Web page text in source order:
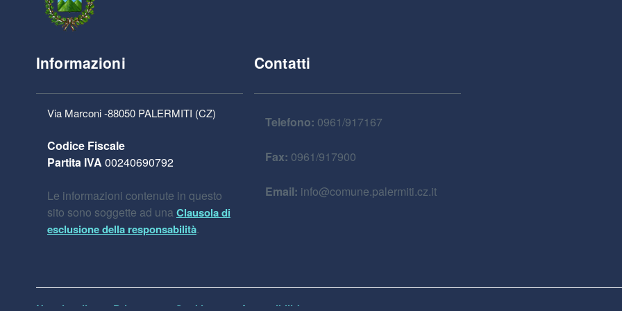
Informazioni
Via Marconi -88050 PALERMITI (CZ)
Codice Fiscale
Partita IVA 00240690792
Le informazioni contenute in questo
sito sono soggette ad una Clausola di
esclusione della responsabilità.
Contatti
Telefono: 0961/917167
Fax: 0961/917900
Email: info@comune.palermiti.cz.it